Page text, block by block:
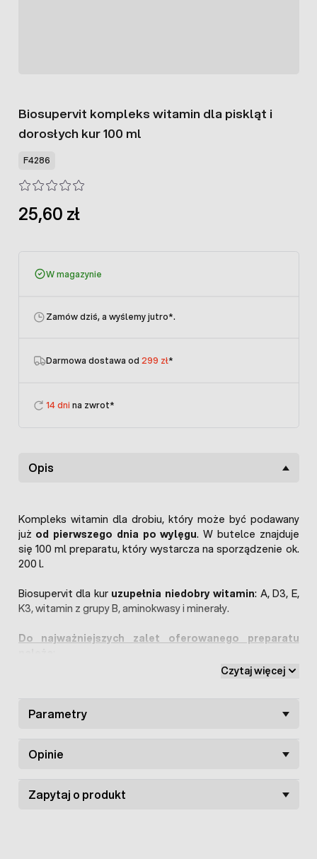
Biosupervit kompleks witamin dla piskląt i
dorosłych kur 100 ml
F4286
25,60 zł
W magazynie
Zamów dziś, a wyślemy jutro*.
Darmowa dostawa od 299 zł*
14 dni na zwrot*
Opis
Kompleks witamin dla drobiu, który może być podawany
już od pierwszego dnia po wylęgu. W butelce znajduje
się 100 ml preparatu, który wystarcza na sporządzenie ok.
200 l.
Biosupervit dla kur uzupełnia niedobry witamin: A, D3, E,
K3, witamin z grupy B, aminokwasy i minerały.
Do najważniejszych zalet oferowanego preparatu
większa nieśność kur,
poprawa funkcjonowania układu trawiennego,
poprawa reprodukcji i lęgów ptaków.
Czytaj więcej
Parametry
Opinie
Zapytaj o produkt